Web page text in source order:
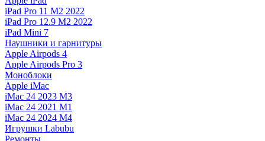
iPad Pro 11 M2 2022
iPad Pro 12.9 M2 2022
iPad Mini 7
Наушники и гарнитуры
Apple Airpods 4
Apple Airpods Pro 3
Моноблоки
Apple iMac
iMac 24 2023 M3
iMac 24 2021 M1
iMac 24 2024 M4
Игрушки Labubu
Ремонты